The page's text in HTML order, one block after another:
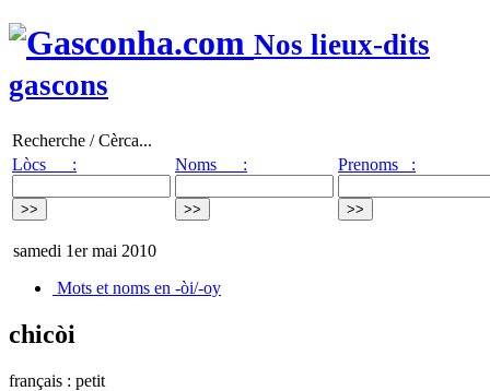
Nos lieux-dits
gascons
Recherche / Cèrca...
Lòcs :
Noms : Prenoms :
samedi 1er mai 2010
Mots et noms en -òi/-oy
chicòi
français : petit